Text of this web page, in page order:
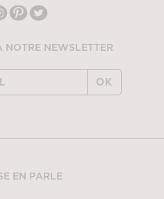
NOTRE NEWSLETTER
OK
EN PARLE